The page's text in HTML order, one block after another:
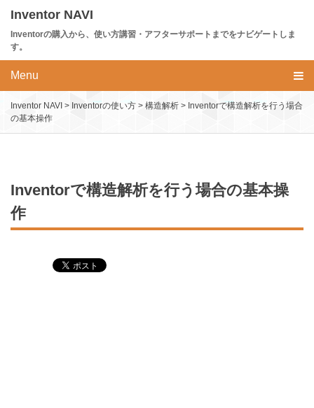
content
Inventor NAVI
Inventorの購入から、使い方講習・アフターサポートまでをナビゲートしま
す。
Menu
Inventor NAVI > Inventorの使い方 > 構造解析 > Inventorで構造解析を行う場合
の基本操作
Inventorで構造解析を行う場合の基本操
作